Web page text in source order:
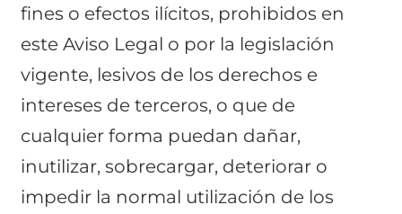
fines o efectos ilícitos, prohibidos en
este Aviso Legal o por la legislación
vigente, lesivos de los derechos e
intereses de terceros, o que de
cualquier forma puedan dañar,
inutilizar, sobrecargar, deteriorar o
impedir la normal utilización de los